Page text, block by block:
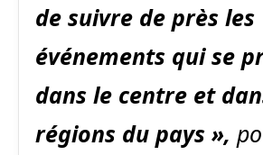
de suivre de près les
événements qui se
dans le centre et
régions du pays »,